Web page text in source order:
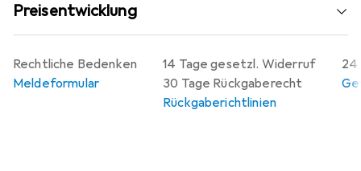
Preisentwicklung
14 Tage gesetzl. Widerruf
30 Tage Rückgaberecht
Rückgaberichtlinien
24
Rechtliche Bedenken
Meldeformular